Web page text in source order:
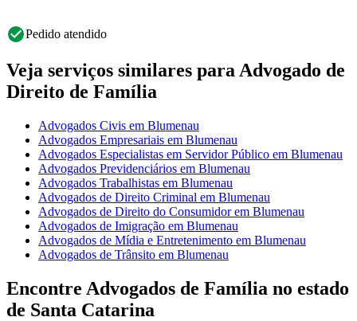
Pedido atendido
Veja serviços similares para Advogado de
Direito de Família
Advogados Civis em Blumenau
Advogados Empresariais em Blumenau
Advogados Especialistas em Servidor Público em Blumenau
Advogados Previdenciários em Blumenau
Advogados Trabalhistas em Blumenau
Advogados de Direito Criminal em Blumenau
Advogados de Direito do Consumidor em Blumenau
Advogados de Imigração em Blumenau
Advogados de Mídia e Entretenimento em Blumenau
Advogados de Trânsito em Blumenau
Encontre Advogados de Família no estado
de Santa Catarina